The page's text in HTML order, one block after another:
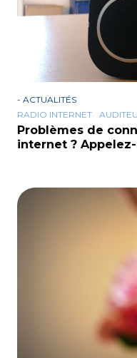
- ACTUALITÉS
RADIO INTERNET
Problèmes de
internet ?